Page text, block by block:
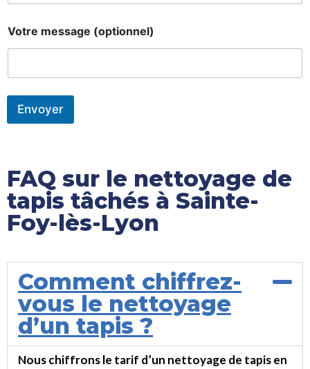
o
o
d
n
é
é
t
a
t
Votre message (optionnel)
Envoyer
FAQ sur le nettoyage de
tapis tâchés à Sainte-
Foy-lès-Lyon
Comment chiffrez-
vous le nettoyage
d’un tapis ?
Nous chiffrons le tarif d’un nettoyage de tapis en